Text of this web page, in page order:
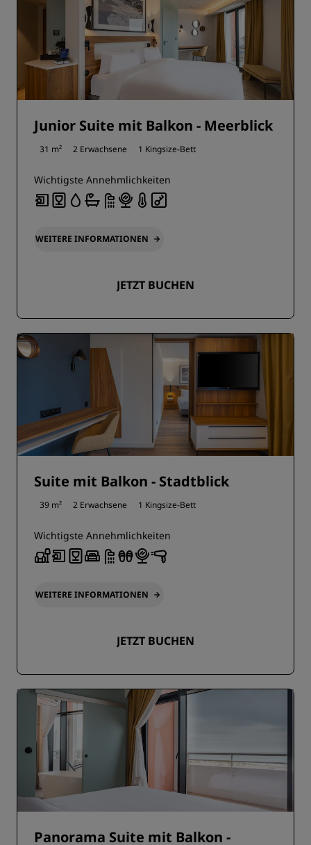
Junior Suite mit Balkon - Meerblick
31 m² 2 Erwachsene 1 Kingsize-Bett
Wichtigste Annehmlichkeiten
WEITERE INFORMATIONEN
JETZT BUCHEN
Suite mit Balkon - Stadtblick
39 m² 2 Erwachsene 1 Kingsize-Bett
Wichtigste Annehmlichkeiten
WEITERE INFORMATIONEN
JETZT BUCHEN
Panorama Suite mit Balkon -